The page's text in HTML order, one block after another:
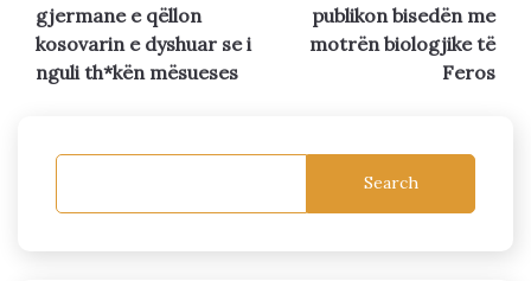
gjermane e qëllon
kosovarin e dyshuar se i
nguli th*kën mësueses
publikon bisedën me
motrën biologjike të
Feros
Search